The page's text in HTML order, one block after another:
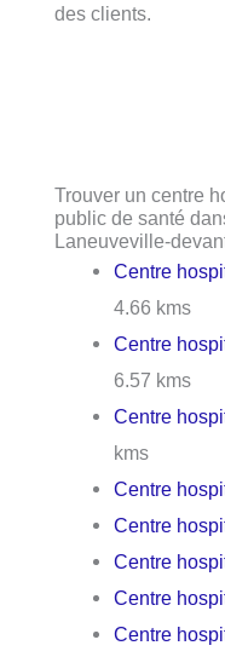
des clients.
Trouver un centre
public de santé
Laneuveville-
Centre
4.66 kms
Centre
6.57 kms
Centre
kms
Centre
Centre
Centre
Centre
Centre